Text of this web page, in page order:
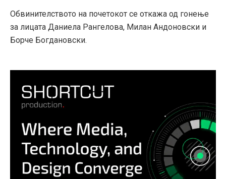
Обвинителството на почетокот се откажа од гонење
за лицата Даниела Рангелова, Милан Андонoвски и
Борче Богдановски.